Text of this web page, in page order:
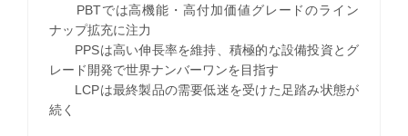
PBTでは高機能・高付加価値グレードのライン
ナップ拡充に注力
PPSは高い伸長率を維持、積極的な設備投資とグ
レード開発で世界ナンバーワンを目指す
LCPは最終製品の需要低迷を受けた足踏み状態が
続く